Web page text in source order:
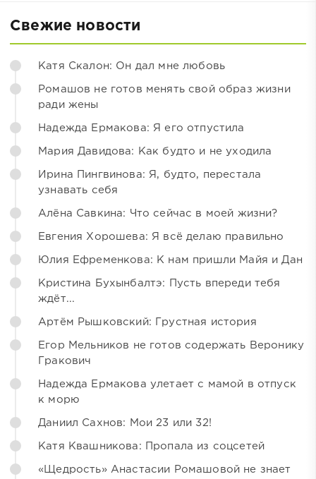
Свежие новости
Катя Скалон: Он дал мне любовь
Ромашов не готов менять свой образ жизни
ради жены
Надежда Ермакова: Я его отпустила
Мария Давидова: Как будто и не уходила
Ирина Пингвинова: Я, будто, перестала
узнавать себя
Алёна Савкина: Что сейчас в моей жизни?
Евгения Хорошева: Я всё делаю правильно
Юлия Ефременкова: К нам пришли Майя и Дан
Кристина Бухынбалтэ: Пусть впереди тебя
ждёт...
Артём Рышковский: Грустная история
Егор Мельников не готов содержать Веронику
Гракович
Надежда Ермакова улетает с мамой в отпуск
к морю
Даниил Сахнов: Мои 23 или 32!
Катя Квашникова: Пропала из соцсетей
«Щедрость» Анастасии Ромашовой не знает